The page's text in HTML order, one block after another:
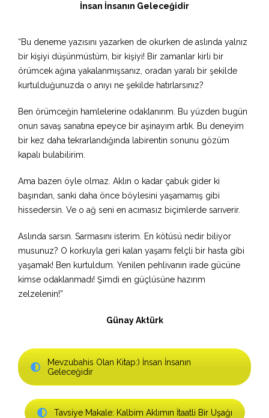
İnsan İnsanın Geleceğidir
“Bu deneme yazısını yazarken de okurken de aslında yalnız
bir kişiyi düşünmüstüm, bir kişiyi! Bir zamanlar kirli bir
örümcek ağına yakalanmışsanız, oradan yaralı bir şekilde
kurtulduğunuzda o anıyı ne şekilde hatırlarsınız?
Ben örümceğin hamlelerine odaklanırım. Bu yüzden bugün
onun savaş sanatına epeyce bir aşinayım artık. Bu deneyim
bir kez daha tekrarlandığında labirentin sonunu gözüm
kapalı bulabilirim.
Ama bazen öyle olmaz. Aklın o kadar çabuk gider ki
başından, sanki daha önce böylesini yaşamamış gibi
hissedersin. Ve o ağ seni en acımasız biçimlerde sarıverir.
Aslında sarsın. Sarmasını isterim. En kötüsü nedir biliyor
musunuz? O korkuyla geri kalan yaşamı felçli bir hasta gibi
yaşamak! Ben kurtuldum. Yenilen pehlivanın irade gücüne
kimse odaklanmadı! Şimdi en güçlüsüne hazırım
zelzelenin!”
Günay Aktürk
Mevzubahis Olan Kitap:) İnsan İnsanın
Geleceğidir
Tavsiye Makale: Kalbim Aklımın İtaatli Bir Uşağı